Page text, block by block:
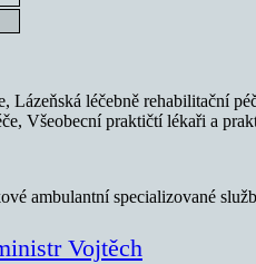
Lázeňská léčebně rehabilitační
Všeobecní praktičtí lékaři a
ambulantní specializované
Vojtěch